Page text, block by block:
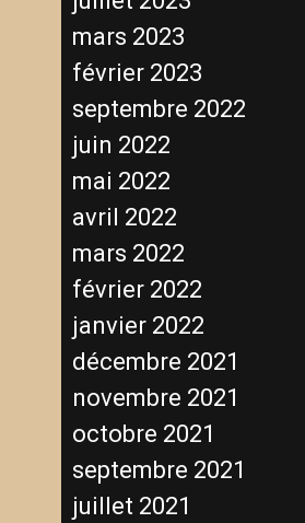
mars 2023
février 2023
septembre 2022
juin 2022
mai 2022
avril 2022
mars 2022
février 2022
janvier 2022
décembre 2021
novembre 2021
octobre 2021
septembre 2021
juillet 2021